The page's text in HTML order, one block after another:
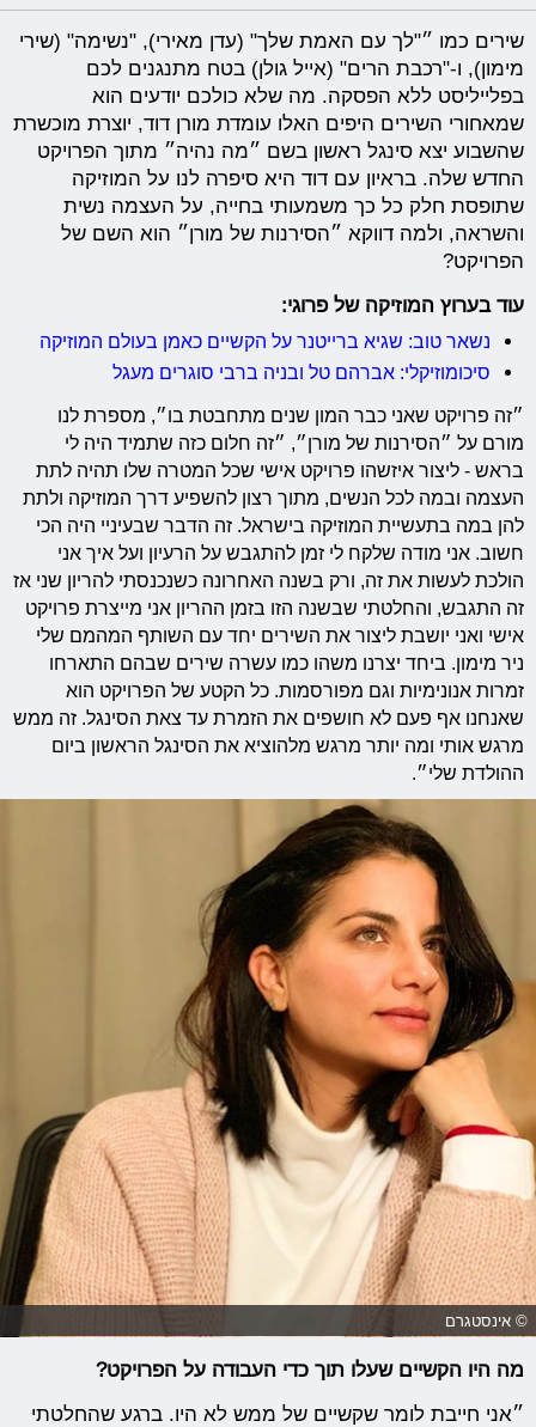
שירים כמו ״"לך עם האמת שלך" (עדן מאירי), "נשימה" (שירי
מימון), ו-"רכבת הרים" (אייל גולן) בטח מתנגנים לכם
בפלייליסט ללא הפסקה. מה שלא כולכם יודעים הוא
שמאחורי השירים היפים האלו עומדת מורן דוד, יוצרת מוכשרת
שהשבוע יצא סינגל ראשון בשם ״מה נהיה״ מתוך הפרויקט
החדש שלה. בראיון עם דוד היא סיפרה לנו על המוזיקה
שתופסת חלק כל כך משמעותי בחייה, על העצמה נשית
והשראה, ולמה דווקא ״הסירנות של מורן״ הוא השם של
הפרויקט?
עוד בערוץ המוזיקה של פרוגי:
נשאר טוב: שגיא ברייטנר על הקשיים כאמן בעולם המוזיקה
סיכומוזיקלי: אברהם טל ובניה ברבי סוגרים מעגל
״זה פרויקט שאני כבר המון שנים מתחבטת בו״, מספרת לנו
מורם על ״הסירנות של מורן״, ״זה חלום כזה שתמיד היה לי
בראש - ליצור איזשהו פרויקט אישי שכל המטרה שלו תהיה לתת
העצמה ובמה לכל הנשים, מתוך רצון להשפיע דרך המוזיקה ולתת
להן במה בתעשיית המוזיקה בישראל. זה הדבר שבעיניי היה הכי
חשוב. אני מודה שלקח לי זמן להתגבש על הרעיון ועל איך אני
הולכת לעשות את זה, ורק בשנה האחרונה כשנכנסתי להריון שני אז
זה התגבש, והחלטתי שבשנה הזו בזמן ההריון אני מייצרת פרויקט
אישי ואני יושבת ליצור את השירים יחד עם השותף המהמם שלי
ניר מימון. ביחד יצרנו משהו כמו עשרה שירים שבהם התארחו
זמרות אנונימיות וגם מפורסמות. כל הקטע של הפרויקט הוא
שאנחנו אף פעם לא חושפים את הזמרת עד צאת הסינגל. זה ממש
מרגש אותי ומה יותר מרגש מלהוציא את הסינגל הראשון ביום
ההולדת שלי״.
© אינסטגרם
מה היו הקשיים שעלו תוך כדי העבודה על הפרויקט?
״אני חייבת לומר שקשיים של ממש לא היו. ברגע שהחלטתי